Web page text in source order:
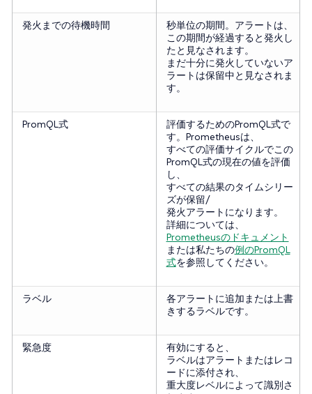
発火までの待機時間
秒単位の期間。アラートは、
この期間が経過すると発火し
たと見なされます。
まだ十分に発火していないア
ラートは保留中と見なされま
す。
PromQL式
評価するためのPromQL式で
す。Prometheusは、
すべての評価サイクルでこの
PromQL式の現在の値を評価
し、
すべての結果のタイムシリー
ズが保留/
発火アラートになります。
詳細については、
Prometheusのドキュメント
または私たちの例のPromQL
式を参照してください。
ラベル
各アラートに追加または上書
きするラベルです。
緊急度
有効にすると、
ラベルはアラートまたはレコ
ードに添付され、
重大度レベルによって識別さ